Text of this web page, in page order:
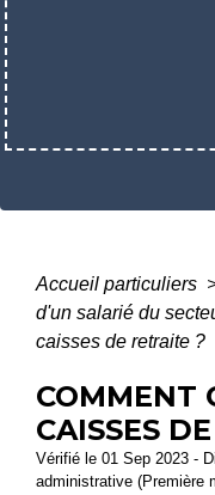
Accueil particuliers
d'un salarié du
caisses de retraite ?
COMMENT
CAISSES
Vérifié le 01 Sep 2023 -
administrative (Première